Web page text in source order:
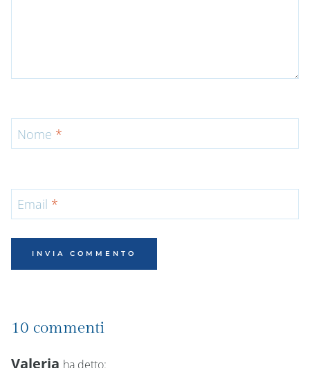
Nome *
Email *
10 commenti
Valeria ha detto: